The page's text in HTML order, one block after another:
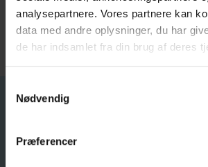
analysepartnere. Vores partnere kan
data med andre oplysninger, du har
de har indsamlet fra din brug af deres
Nødvendig
Præferencer
Wifi vejledning
Ændring af Password
Kontakt IT og Åbningstider
Kontakt
Frederikshavn Gymnasium